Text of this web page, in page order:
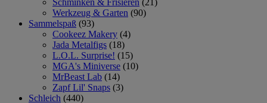
Schminken & Frisieren (21)
Werkzeug & Garten (90)
Sammelspaß (93)
Cookeez Makery (4)
Jada Metalfigs (18)
L.O.L. Surprise! (15)
MGA's Miniverse (10)
MrBeast Lab (14)
Zapf Lil' Snaps (3)
Schleich (440)